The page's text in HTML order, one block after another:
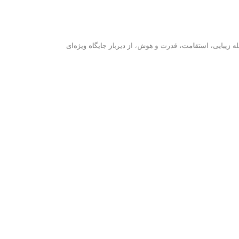
استقامت، قدرت و هوش، از دیرباز جایگاه ویژه‌ای